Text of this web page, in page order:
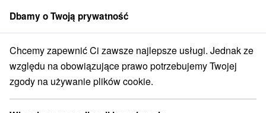
członek grupySorger
Atrakcje na Słowacji Pomniki południowa Słowacja
Pomniki południowa Słowacja
Dbamy o Twoją prywatność
Chcemy zapewnić Ci zawsze najlepsze usługi. Jednak ze
względu na obowiązujące prawo potrzebujemy Twojej
zgody na używanie plików cookie.